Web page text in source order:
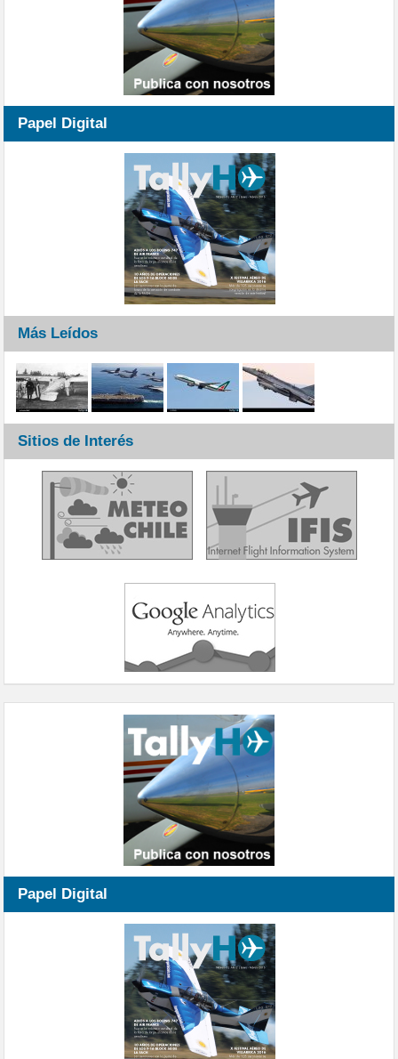
Papel Digital
Más Leídos
Sitios de Interés
Papel Digital